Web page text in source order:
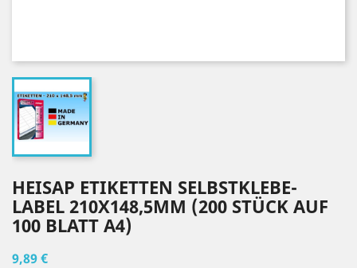
HEISAP ETIKETTEN SELBSTKLEBE-
LABEL 210X148,5MM (200 STÜCK AUF
100 BLATT A4)
9,89 €